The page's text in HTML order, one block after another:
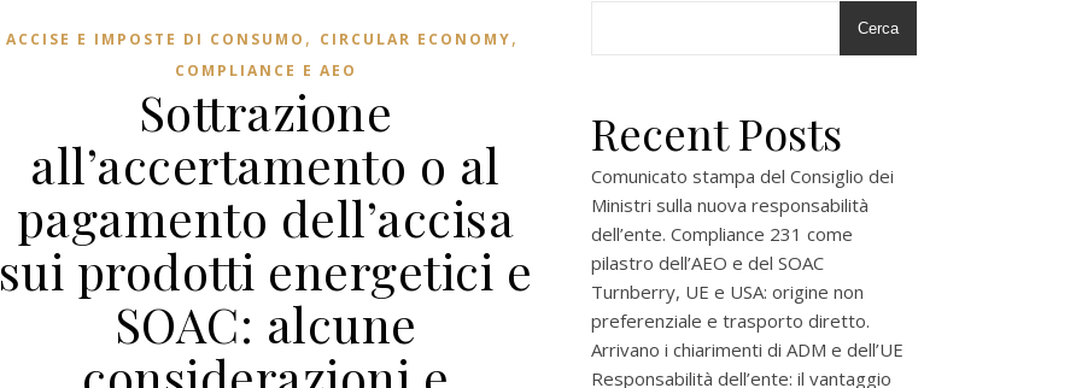
ACCISE E IMPOSTE DI CONSUMO , CIRCULAR ECONOMY,
COMPLIANCE E AEO
Sottrazione
all’accertamento o al
pagamento dell’accisa
sui prodotti energetici e
SOAC: alcune
Cerca
Recent Posts
Comunicato stampa del Consiglio dei
Ministri sulla nuova responsabilità
dell’ente. Compliance 231 come
pilastro dell’AEO e del SOAC
Turnberry, UE e USA: origine non
preferenziale e trasporto diretto.
Arrivano i chiarimenti di ADM e dell’UE
Responsabilità dell’ente: il vantaggio